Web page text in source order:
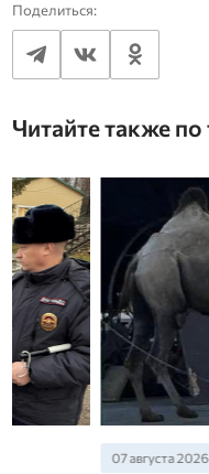
Поделиться:
Читайте также по
07 августа 2026 | 16:20